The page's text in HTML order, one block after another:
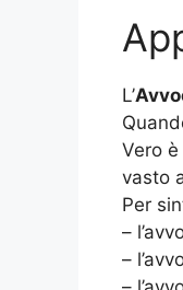
L’
Vero
vasto
Per
–
–